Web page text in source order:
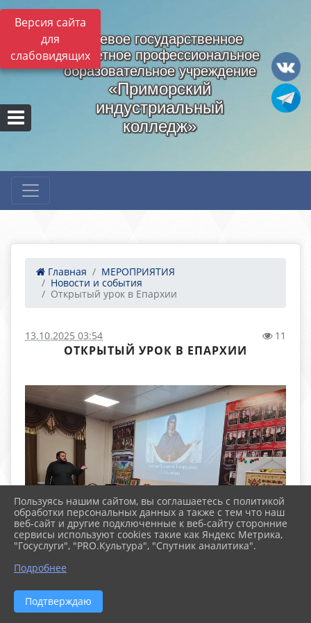
Версия сайта
для
слабовидящих
Краевое государственное
бюджетное профессиональное
образовательное учреждение
«Приморский
индустриальный
колледж»
Главная
МЕРОПРИЯТИЯ
Новости и события
Открытый урок в Епархии
13.10.2025 03:54 11
ОТКРЫТЫЙ УРОК В ЕПАРХИИ
Пользуясь нашим сайтом, вы соглашаетесь с политикой
обработки персональных данных а также с тем что наш
веб-сайт и другие подключенные к веб-сайту сторонние
сервисы используют cookies такие как Яндекс Метрика,
"Госуслуги", "PRO.Культура", "Спутник аналитика".
Подробнее
Подтверждаю